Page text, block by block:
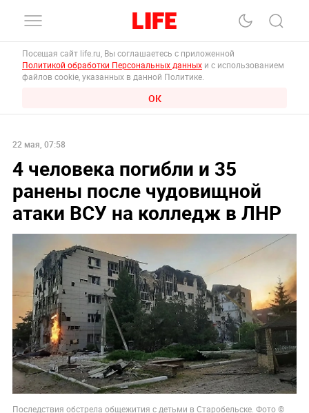
Посещая сайт life.ru, Вы соглашаетесь с приложенной
Политикой обработки Персональных данных и с использованием
файлов cookie, указанных в данной Политике.
ОК
22 мая, 07:58
4 человека погибли и 35
ранены после чудовищной
атаки ВСУ на колледж в ЛНР
Последствия обстрела общежития с детьми в Старобельске. Фото ©